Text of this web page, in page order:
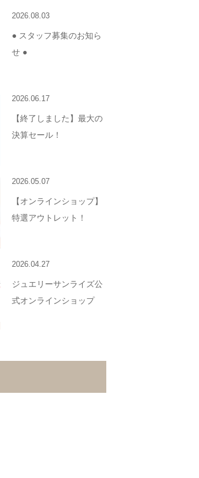
2026.08.03
● スタッフ募集のお知ら
せ ●
2026.06.17
【終了しました】最大の
決算セール！
2026.05.07
【オンラインショップ】
特選アウトレット！
2026.04.27
ジュエリーサンライズ公
式オンラインショップ